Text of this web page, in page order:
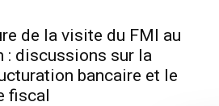
de la visite du FMI au
: discussions sur la
bancaire et le
fiscal